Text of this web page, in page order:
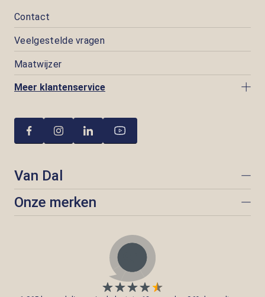
Contact
Veelgestelde vragen
Maatwijzer
Meer klantenservice
Van Dal
Onze merken